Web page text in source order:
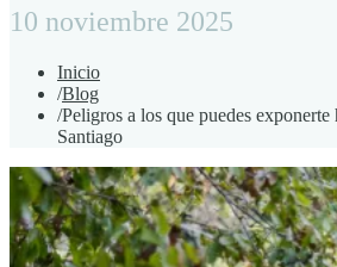
10 noviembre 2025
Inicio
/Blog
/Peligros a los que puedes
Santiago